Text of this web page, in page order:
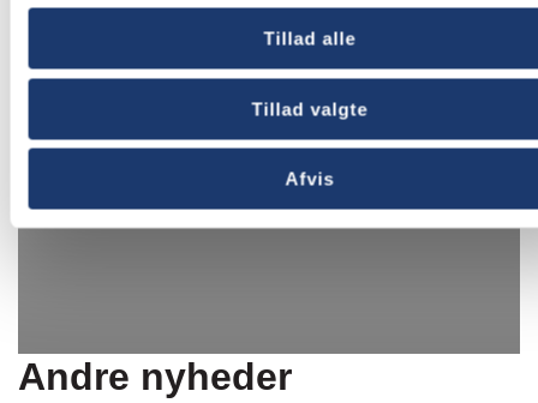
Tillad alle
Tillad valgte
Afvis
Andre nyheder